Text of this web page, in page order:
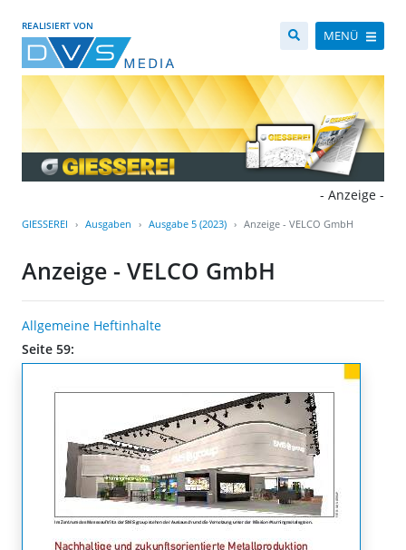
REALISIERT VON
MENÜ
- Anzeige -
GIESSEREI Ausgaben Ausgabe 5 (2023) Anzeige - VELCO GmbH
Anzeige - VELCO GmbH
Allgemeine Heftinhalte
Seite 59: